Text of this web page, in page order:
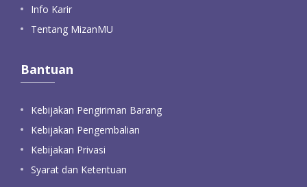
Info Karir
Tentang MizanMU
Bantuan
Kebijakan Pengiriman Barang
Kebijakan Pengembalian
Kebijakan Privasi
Syarat dan Ketentuan